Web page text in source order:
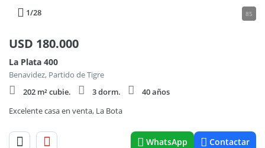
1/28 85
USD 180.000
La Plata 400
Benavidez, Partido de Tigre
202 m² cubie.
3 dorm.
40 años
Excelente casa en venta, La Bota
WhatsApp Contactar